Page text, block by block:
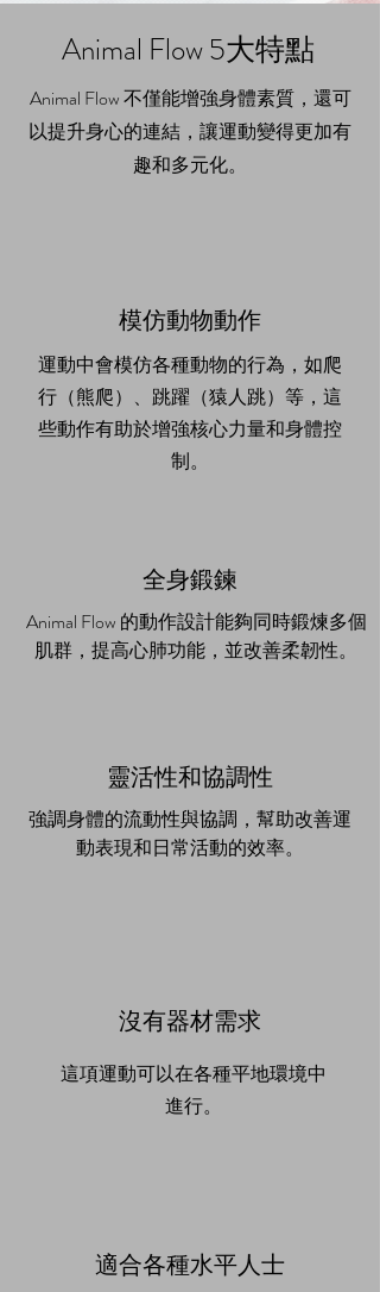
Animal Flow 5大特點
Animal Flow 不僅能增強身體素質，還可
以提升身心的連結，讓運動變得更加有
趣和多元化。
模仿動物動作
運動中會模仿各種動物的行為，如爬
行（熊爬）、跳躍（猿人跳）等，這
些動作有助於增強核心力量和身體控
制。
全身鍛鍊
Animal Flow 的動作設計能夠同時鍛煉多個
肌群，提高心肺功能，並改善柔韌性。
靈活性和協調性
強調身體的流動性與協調，幫助改善運
動表現和日常活動的效率。
沒有器材需求
這項運動可以在各種平地環境中
進行。
適合各種水平人士